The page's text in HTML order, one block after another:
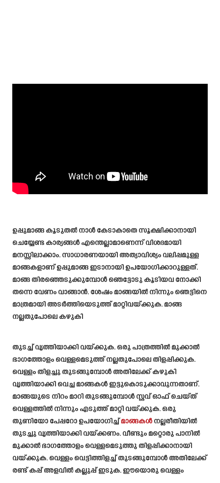
ഉപ്പുമാങ്ങ കൂടുതൽ നാൾ കേടാകാതെ സൂക്ഷിക്കാനായി
ചെയ്യേണ്ട കാര്യങ്ങൾ എന്തെല്ലാമാണെന്ന് വിശദമായി
മനസ്സിലാക്കാം. സാധാരണയായി അത്യാവിശ്യം വലിപ്പമുള്ള
മാങ്ങകളാണ് ഉപ്പുമാങ്ങ ഇടാനായി ഉപയോഗിക്കാറുള്ളത്.
മാങ്ങ തിരഞ്ഞെടുക്കുമ്പോൾ ഞെട്ടോടു കൂടിയവ നോക്കി
തന്നെ വേണം വാങ്ങാൻ. ശേഷം മാങ്ങയിൽ നിന്നും ഞെട്ടിനെ
മാത്രമായി അടർത്തിയെടുത്ത് മാറ്റിവയ്ക്കുക. മാങ്ങ
നല്ലതുപോലെ കഴുകി
തുടച്ച് വൃത്തിയാക്കി വയ്ക്കുക. ഒരു പാത്രത്തിൽ മുക്കാൽ
ഭാഗത്തോളം വെള്ളമെടുത്ത് നല്ലതുപോലെ തിളപ്പിക്കുക.
വെള്ളം തിളച്ചു തുടങ്ങുമ്പോൾ അതിലേക്ക് കഴുകി
വൃത്തിയാക്കി വെച്ച മാങ്ങകൾ ഇട്ടുകൊടുക്കാവുന്നതാണ്.
മാങ്ങയുടെ നിറം മാറി തുടങ്ങുമ്പോൾ സ്റ്റവ് ഓഫ് ചെയ്ത്
വെള്ളത്തിൽ നിന്നും എടുത്ത് മാറ്റി വയ്ക്കുക. ഒരു
തുണിയോ പേപ്പറോ ഉപയോഗിച്ച്മാങ്ങകൾ നല്ലരീതിയിൽ
തുടച്ചു വൃത്തിയാക്കി വയ്ക്കണം. വീണ്ടും മറ്റൊരു പാനിൽ
മുക്കാൽ ഭാഗത്തോളം വെള്ളമെടുത്തു തിളപ്പിക്കാനായി
വയ്ക്കുക. വെള്ളം വെട്ടിത്തിളച്ച് തുടങ്ങുമ്പോൾ അതിലേക്ക്
രണ്ട് കപ്പ് അളവിൽ കല്ലുപ്പ് ഇടുക. ഈയൊരു വെള്ളം